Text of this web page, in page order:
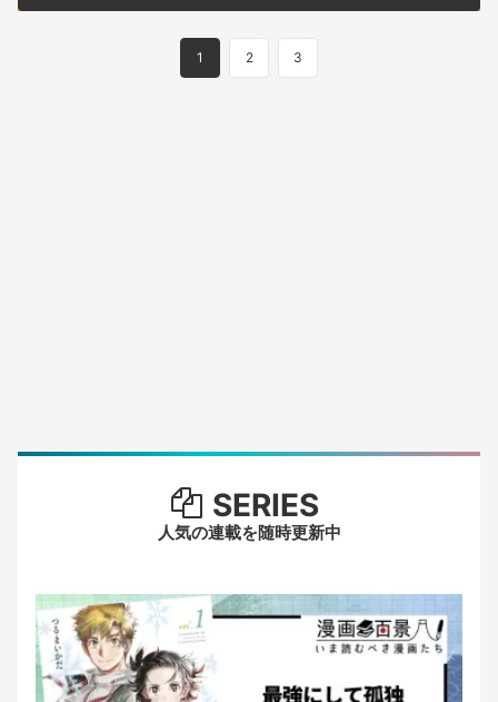
1 2 3
SERIES
人気の連載を随時更新中